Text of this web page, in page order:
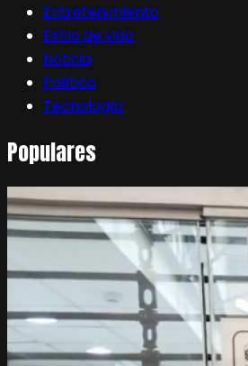
Entretenimiento
Estilo de vida
Noticia
Política
Tecnología
Populares